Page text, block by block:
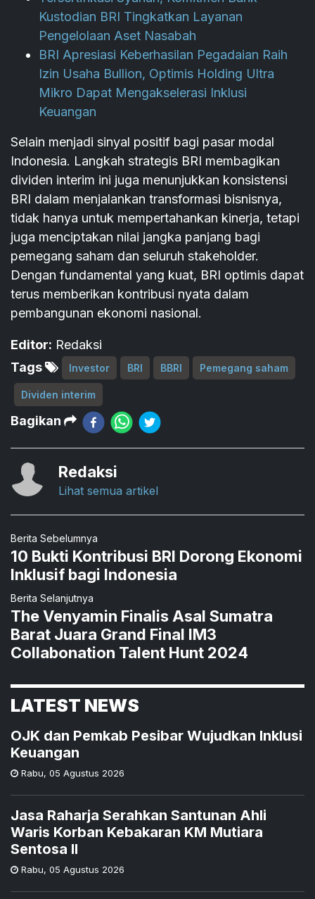
Kustodian BRI Tingkatkan Layanan
Pengelolaan Aset Nasabah
BRI Apresiasi Keberhasilan Pegadaian Raih
Izin Usaha Bullion, Optimis Holding Ultra
Mikro Dapat Mengakselerasi Inklusi
Keuangan
Selain menjadi sinyal positif bagi pasar modal
Indonesia. Langkah strategis BRI membagikan
dividen interim ini juga menunjukkan konsistensi
BRI dalam menjalankan transformasi bisnisnya,
tidak hanya untuk mempertahankan kinerja, tetapi
juga menciptakan nilai jangka panjang bagi
pemegang saham dan seluruh stakeholder.
Dengan fundamental yang kuat, BRI optimis dapat
terus memberikan kontribusi nyata dalam
pembangunan ekonomi nasional.
Editor: Redaksi
Tags
Investor BRI BBRI Pemegang saham
Dividen interim
Bagikan
Redaksi
Lihat semua artikel
Berita Sebelumnya
10 Bukti Kontribusi BRI Dorong Ekonomi
Inklusif bagi Indonesia
Berita Selanjutnya
The Venyamin Finalis Asal Sumatra
Barat Juara Grand Final IM3
Collabonation Talent Hunt 2024
LATEST NEWS
OJK dan Pemkab Pesibar Wujudkan Inklusi
Keuangan
Rabu, 05 Agustus 2026
Jasa Raharja Serahkan Santunan Ahli
Waris Korban Kebakaran KM Mutiara
Sentosa II
Rabu, 05 Agustus 2026